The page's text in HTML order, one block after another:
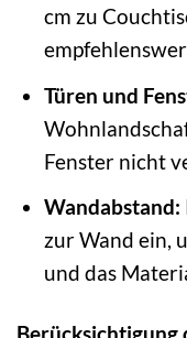
cm zu
Türen und
Fenster nicht
Wandabstand:
zur Wand ein,
und das